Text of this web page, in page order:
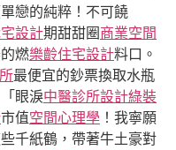
戀的純粹！不可饒
設計期甜甜圈商業空間
燃樂齡住宅設計料口。
最便宜的鈔票換取水瓶
眼淚中醫診所設計綠裝
市值空間心理學 ！我寧願
千紙鶴，帶著牛土豪對